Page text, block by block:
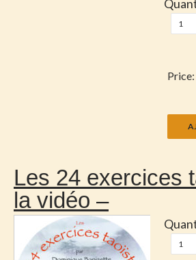
Price:
Les 24 exercices
la vidéo –